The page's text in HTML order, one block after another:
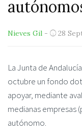
Nieves Gil - 28
La Junta de
octubre un fondo
apoyar, mediante
medianas empresas
autónomo.